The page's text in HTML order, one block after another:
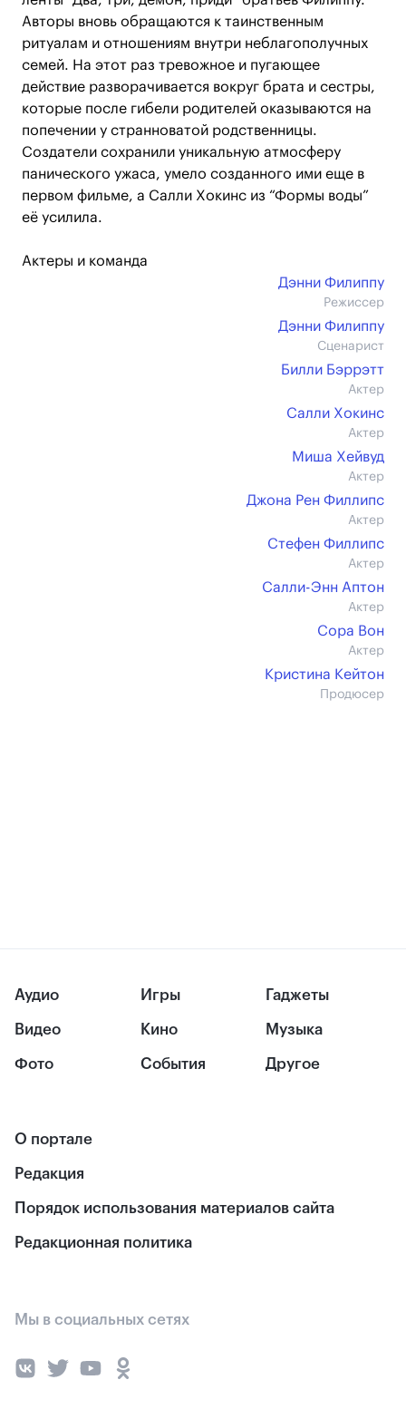
Авторы вновь обращаются к таинственным
ритуалам и отношениям внутри неблагополучных
семей. На этот раз тревожное и пугающее
действие разворачивается вокруг брата и сестры,
которые после гибели родителей оказываются на
попечении у странноватой родственницы.
Создатели сохранили уникальную атмосферу
панического ужаса, умело созданного ими еще в
первом фильме, а Салли Хокинс из “Формы воды”
её усилила.
Актеры и команда
Дэнни Филиппу
Режиссер
Дэнни Филиппу
Сценарист
Билли Бэррэтт
Актер
Салли Хокинс
Актер
Миша Хейвуд
Актер
Джона Рен Филлипс
Актер
Стефен Филлипс
Актер
Салли-Энн Аптон
Актер
Сора Вон
Актер
Кристина Кейтон
Продюсер
Аудио
Видео
Фото
Игры
Кино
События
Гаджеты
Музыка
Другое
О портале
Редакция
Порядок использования материалов сайта
Редакционная политика
Мы в социальных сетях